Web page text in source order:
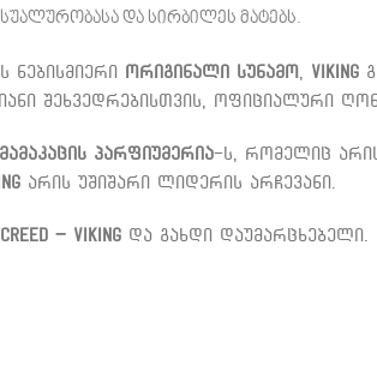
და სირბილეს მატებს.
ნებისმიერი ორიგინალი სუნამო Viking
შეხვედრებისთვის, ოფიციალური
მამაკაცის პარფიუმერია-ს, რომელიც
არის უშიშარი ლიდერის არჩევანი.
Creed – Viking და გახდი დაუმარცხებელი.